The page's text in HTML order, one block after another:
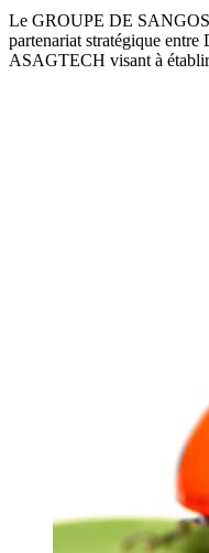
Le GROUPE DE
partenariat stratégique
ASAGTECH visant à